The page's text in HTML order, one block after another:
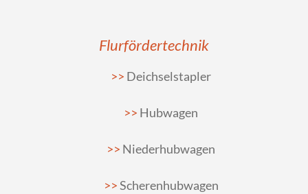
Flurfördertechnik
Deichselstapler
Hubwagen
Niederhubwagen
Scherenhubwagen